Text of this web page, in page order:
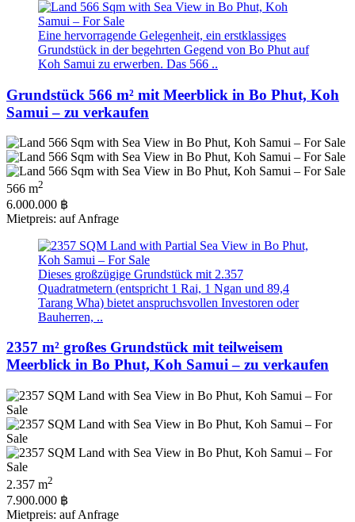
Eine hervorragende Gelegenheit, ein erstklassiges
Grundstück in der begehrten Gegend von Bo Phut auf
Koh Samui zu erwerben. Das 566 ..
Grundstück 566 m² mit Meerblick in Bo Phut, Koh
Samui – zu verkaufen
566 m2
6.000.000 ฿
Mietpreis: auf Anfrage
Dieses großzügige Grundstück mit 2.357
Quadratmetern (entspricht 1 Rai, 1 Ngan und 89,4
Tarang Wha) bietet anspruchsvollen Investoren oder
Bauherren, ..
2357 m² großes Grundstück mit teilweisem
Meerblick in Bo Phut, Koh Samui – zu verkaufen
2.357 m2
7.900.000 ฿
Mietpreis: auf Anfrage